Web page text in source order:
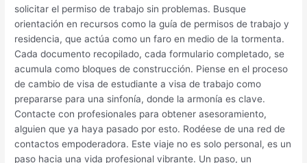
solicitar el permiso de trabajo sin problemas. Busque
orientación en recursos como la guía de permisos de trabajo y
residencia, que actúa como un faro en medio de la tormenta.
Cada documento recopilado, cada formulario completado, se
acumula como bloques de construcción. Piense en el proceso
de cambio de visa de estudiante a visa de trabajo como
prepararse para una sinfonía, donde la armonía es clave.
Contacte con profesionales para obtener asesoramiento,
alguien que ya haya pasado por esto. Rodéese de una red de
contactos empoderadora. Este viaje no es solo personal, es un
paso hacia una vida profesional vibrante. Un paso, un